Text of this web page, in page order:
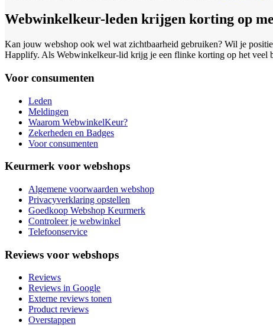
Webwinkelkeur-leden krijgen korting op
Kan jouw webshop ook wel wat zichtbaarheid gebruiken? Wil je
Happlify. Als Webwinkelkeur-lid krijg je een flinke korting op het veel
Voor consumenten
Leden
Meldingen
Waarom WebwinkelKeur?
Zekerheden en Badges
Voor consumenten
Keurmerk voor webshops
Algemene voorwaarden webshop
Privacyverklaring opstellen
Goedkoop Webshop Keurmerk
Controleer je webwinkel
Telefoonservice
Reviews voor webshops
Reviews
Reviews in Google
Externe reviews tonen
Product reviews
Overstappen